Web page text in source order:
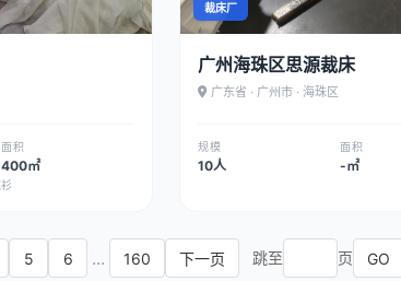
面积
400㎡
裁床厂
广州海珠区思源裁床
广东省 · 广州市 · 海珠区
规模
10人
面积
-㎡
5 6 ... 160 下一页 跳至 页 GO